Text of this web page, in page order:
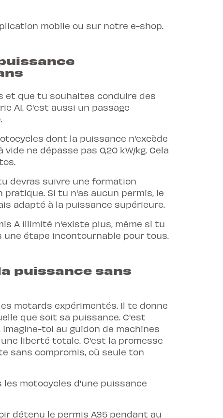
mobile ou sur notre e-shop.
et que tu souhaites conduire des
A1. C'est aussi un passage
dont la puissance n'excède
ne dépasse pas 0,20 kW/kg. Cela
devras suivre une formation
Si tu n'as aucun permis, le
adapté à la puissance supérieure.
A illimité n'existe plus, même si tu
une étape incontournable pour tous.
puissance sans
motards expérimentés. Il te donne
que soit sa puissance. C'est
toi au guidon de machines
liberté totale. C'est la promesse
sans compromis, où seule ton
les motocycles d'une puissance
détenu le permis A35 pendant au